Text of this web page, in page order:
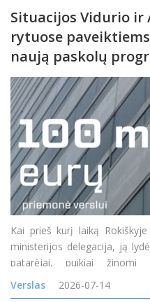
Situacijos Vidurio ir
rytuose
naują paskolų
Kai prieš kurį laiką
ministerijos delegacija, ją
patarėjai, puikiai žinomi
Mindaugas Petkevičius ir
bendruomene vi
Verslas 2026-07-14